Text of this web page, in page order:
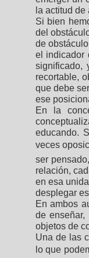
la actitud de
Si bien
del
de
el indicador
significado,
recortable,
que debe
ese
En la
educando.
veces
ser
relación,
en esa
desplegar
En ambos
de
objetos de
Una de las
lo que